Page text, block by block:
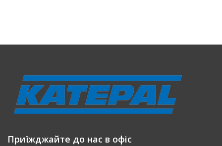
Приїжджайте до нас в офіс